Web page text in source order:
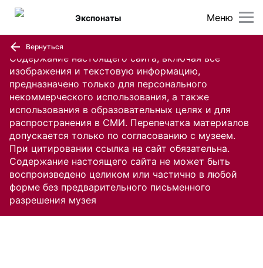
Содержание настоящего сайта, включая все
изображения и текстовую информацию,
предназначено только для персонального
некоммерческого использования, а также
использования в образовательных целях и для
распространения в СМИ. Перепечатка материалов
допускается только по согласованию с музеем.
При цитировании ссылка на сайт обязательна.
Содержание настоящего сайта не может быть
воспроизведено целиком или частично в любой
форме без предварительного письменного
разрешения музея
Меню
Экспонаты
Вернуться